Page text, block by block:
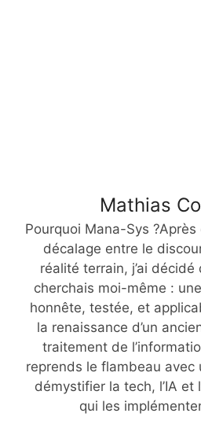
Mathias
Pourquoi Mana-Sys
décalage entre le
réalité terrain, j’ai
cherchais moi-même :
honnête, testée, et
la renaissance d’un
traitement de
reprends le flambeau avec
démystifier la tech, l’IA
qui les